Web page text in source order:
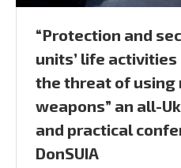
“Protection and
units’ life
the threat of using
weapons” an all-
and practical
DonSUIA